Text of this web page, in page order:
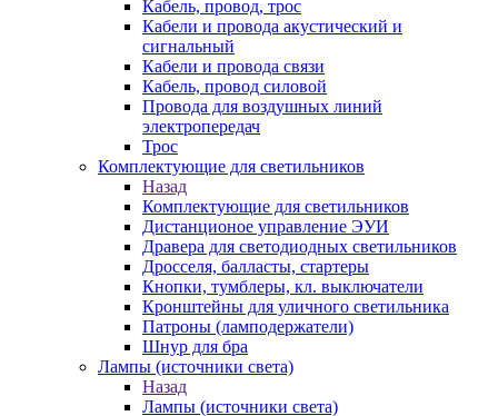
Кабель, провод, трос
Кабели и провода акустический и
сигнальный
Кабели и провода связи
Кабель, провод силовой
Провода для воздушных линий
электропередач
Трос
Комплектующие для светильников
Назад
Комплектующие для светильников
Дистанционое управление ЭУИ
Дравера для светодиодных светильников
Дросселя, балласты, стартеры
Кнопки, тумблеры, кл. выключатели
Кронштейны для уличного светильника
Патроны (ламподержатели)
Шнур для бра
Лампы (источники света)
Назад
Лампы (источники света)